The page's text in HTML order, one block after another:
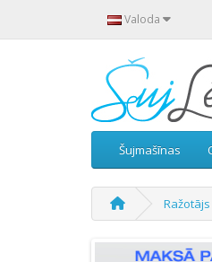
Valoda
Šujmašīnas
Ražotājs